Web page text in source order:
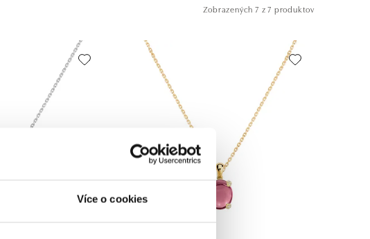
Více o cookies
Zobrazených 7 z 7 produktov